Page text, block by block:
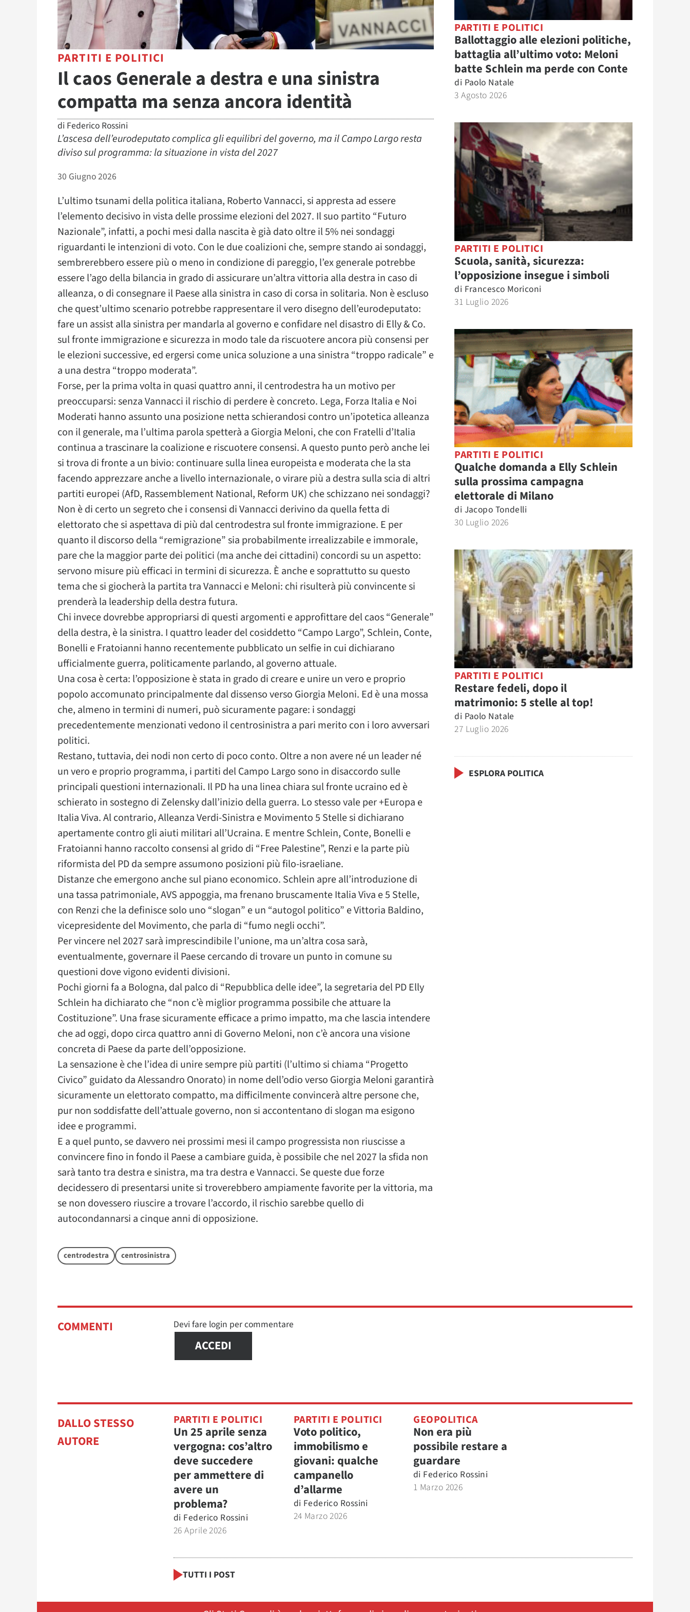
PARTITI E POLITICI
Il caos Generale a destra e una sinistra
compatta ma senza ancora identità
di Federico Rossini
L’ascesa dell’eurodeputato complica gli equilibri del governo, ma il Campo Largo resta
diviso sul programma: la situazione in vista del 2027
30 Giugno 2026
L’ultimo tsunami della politica italiana, Roberto Vannacci, si appresta ad essere
l’elemento decisivo in vista delle prossime elezioni del 2027. Il suo partito “Futuro
Nazionale”, infatti, a pochi mesi dalla nascita è già dato oltre il 5% nei sondaggi
riguardanti le intenzioni di voto. Con le due coalizioni che, sempre stando ai sondaggi,
sembrerebbero essere più o meno in condizione di pareggio, l’ex generale potrebbe
essere l’ago della bilancia in grado di assicurare un’altra vittoria alla destra in caso di
alleanza, o di consegnare il Paese alla sinistra in caso di corsa in solitaria. Non è escluso
che quest’ultimo scenario potrebbe rappresentare il vero disegno dell’eurodeputato:
fare un assist alla sinistra per mandarla al governo e confidare nel disastro di Elly & Co.
sul fronte immigrazione e sicurezza in modo tale da riscuotere ancora più consensi per
le elezioni successive, ed ergersi come unica soluzione a una sinistra “troppo radicale” e
a una destra “troppo moderata”.
Forse, per la prima volta in quasi quattro anni, il centrodestra ha un motivo per
preoccuparsi: senza Vannacci il rischio di perdere è concreto. Lega, Forza Italia e Noi
Moderati hanno assunto una posizione netta schierandosi contro un’ipotetica alleanza
con il generale, ma l’ultima parola spetterà a Giorgia Meloni, che con Fratelli d’Italia
continua a trascinare la coalizione e riscuotere consensi. A questo punto però anche lei
si trova di fronte a un bivio: continuare sulla linea europeista e moderata che la sta
facendo apprezzare anche a livello internazionale, o virare più a destra sulla scia di altri
partiti europei (AfD, Rassemblement National, Reform UK) che schizzano nei sondaggi?
Non è di certo un segreto che i consensi di Vannacci derivino da quella fetta di
elettorato che si aspettava di più dal centrodestra sul fronte immigrazione. E per
quanto il discorso della “remigrazione” sia probabilmente irrealizzabile e immorale,
pare che la maggior parte dei politici (ma anche dei cittadini) concordi su un aspetto:
servono misure più efficaci in termini di sicurezza. È anche e soprattutto su questo
tema che si giocherà la partita tra Vannacci e Meloni: chi risulterà più convincente si
prenderà la leadership della destra futura.
Chi invece dovrebbe appropriarsi di questi argomenti e approfittare del caos “Generale”
della destra, è la sinistra. I quattro leader del cosiddetto “Campo Largo”, Schlein, Conte,
Bonelli e Fratoianni hanno recentemente pubblicato un selfie in cui dichiarano
ufficialmente guerra, politicamente parlando, al governo attuale.
Una cosa è certa: l’opposizione è stata in grado di creare e unire un vero e proprio
popolo accomunato principalmente dal dissenso verso Giorgia Meloni. Ed è una mossa
che, almeno in termini di numeri, può sicuramente pagare: i sondaggi
precedentemente menzionati vedono il centrosinistra a pari merito con i loro avversari
politici.
Restano, tuttavia, dei nodi non certo di poco conto. Oltre a non avere né un leader né
un vero e proprio programma, i partiti del Campo Largo sono in disaccordo sulle
principali questioni internazionali. Il PD ha una linea chiara sul fronte ucraino ed è
schierato in sostegno di Zelensky dall’inizio della guerra. Lo stesso vale per +Europa e
Italia Viva. Al contrario, Alleanza Verdi-Sinistra e Movimento 5 Stelle si dichiarano
apertamente contro gli aiuti militari all’Ucraina. E mentre Schlein, Conte, Bonelli e
Fratoianni hanno raccolto consensi al grido di “Free Palestine”, Renzi e la parte più
riformista del PD da sempre assumono posizioni più filo-israeliane.
Distanze che emergono anche sul piano economico. Schlein apre all’introduzione di
una tassa patrimoniale, AVS appoggia, ma frenano bruscamente Italia Viva e 5 Stelle,
con Renzi che la definisce solo uno “slogan” e un “autogol politico” e Vittoria Baldino,
vicepresidente del Movimento, che parla di “fumo negli occhi”.
Per vincere nel 2027 sarà imprescindibile l’unione, ma un’altra cosa sarà,
eventualmente, governare il Paese cercando di trovare un punto in comune su
questioni dove vigono evidenti divisioni.
Pochi giorni fa a Bologna, dal palco di “Repubblica delle idee”, la segretaria del PD Elly
Schlein ha dichiarato che “non c’è miglior programma possibile che attuare la
Costituzione”. Una frase sicuramente efficace a primo impatto, ma che lascia intendere
che ad oggi, dopo circa quattro anni di Governo Meloni, non c’è ancora una visione
concreta di Paese da parte dell’opposizione.
La sensazione è che l’idea di unire sempre più partiti (l’ultimo si chiama “Progetto
Civico” guidato da Alessandro Onorato) in nome dell’odio verso Giorgia Meloni garantirà
sicuramente un elettorato compatto, ma difficilmente convincerà altre persone che,
pur non soddisfatte dell’attuale governo, non si accontentano di slogan ma esigono
idee e programmi.
E a quel punto, se davvero nei prossimi mesi il campo progressista non riuscisse a
convincere fino in fondo il Paese a cambiare guida, è possibile che nel 2027 la sfida non
sarà tanto tra destra e sinistra, ma tra destra e Vannacci. Se queste due forze
decidessero di presentarsi unite si troverebbero ampiamente favorite per la vittoria, ma
se non dovessero riuscire a trovare l’accordo, il rischio sarebbe quello di
autocondannarsi a cinque anni di opposizione.
centrodestra centrosinistra
PARTITI E POLITICI
Ballottaggio alle elezioni politiche,
battaglia all’ultimo voto: Meloni
batte Schlein ma perde con Conte
di Paolo Natale
3 Agosto 2026
PARTITI E POLITICI
Scuola, sanità, sicurezza:
l’opposizione insegue i simboli
di Francesco Moriconi
31 Luglio 2026
PARTITI E POLITICI
Qualche domanda a Elly Schlein
sulla prossima campagna
elettorale di Milano
di Jacopo Tondelli
30 Luglio 2026
PARTITI E POLITICI
Restare fedeli, dopo il
matrimonio: 5 stelle al top!
di Paolo Natale
27 Luglio 2026
ESPLORA POLITICA
COMMENTI Devi fare login per commentare
ACCEDI
DALLO STESSO
AUTORE
PARTITI E POLITICI
Un 25 aprile senza
vergogna: cos’altro
deve succedere
per ammettere di
avere un
problema?
di Federico Rossini
26 Aprile 2026
PARTITI E POLITICI
Voto politico,
immobilismo e
giovani: qualche
campanello
d’allarme
di Federico Rossini
24 Marzo 2026
GEOPOLITICA
Non era più
possibile restare a
guardare
di Federico Rossini
1 Marzo 2026
TUTTI I POST